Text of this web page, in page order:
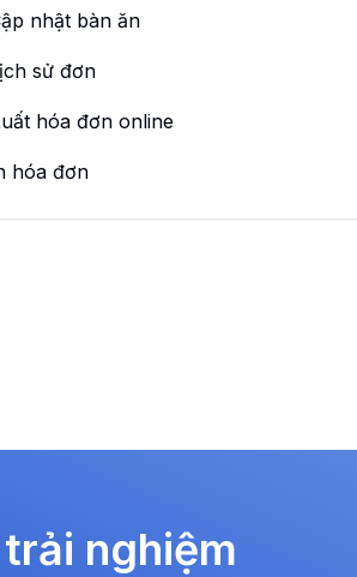
nhật bàn ăn
sử đơn
hóa đơn online
hóa đơn
nghiệm